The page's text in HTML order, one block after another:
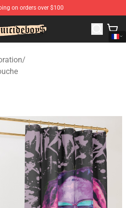
on orders over $100
Official $uicideboy$ Merchandise
/